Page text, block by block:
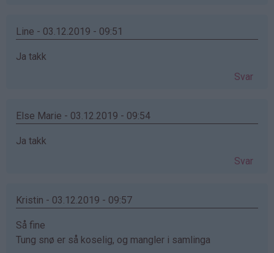
Line - 03.12.2019 - 09:51
Ja takk
Svar
Else Marie - 03.12.2019 - 09:54
Ja takk
Svar
Kristin - 03.12.2019 - 09:57
Så fine
Tung snø er så koselig, og mangler i samlinga